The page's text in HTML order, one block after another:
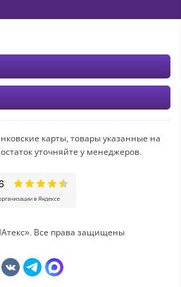
карты, товары указанные на
уточняйте у менеджеров.
Все права защищены